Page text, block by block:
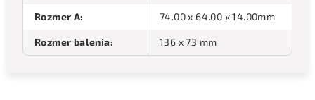
Rozmer A: 74.00 x 64.00 x 14.00mm
Rozmer balenia: 136 x 73 mm